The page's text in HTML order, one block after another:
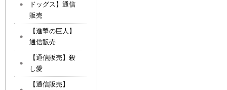
ドッグス】通信
販売
【進撃の巨人】
通信販売
【通信販売】殺
し愛
【通信販売】